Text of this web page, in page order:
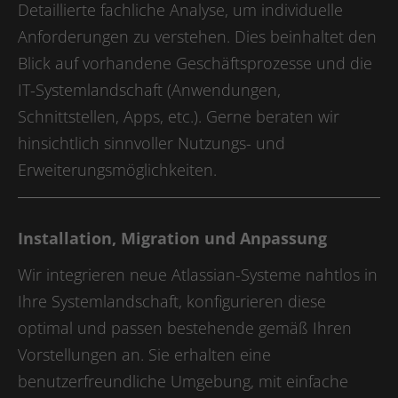
Detaillierte fachliche Analyse, um individuelle
Anforderungen zu verstehen. Dies beinhaltet den
Blick auf vorhandene Geschäftsprozesse und die
IT-Systemlandschaft (Anwendungen,
Schnittstellen, Apps, etc.). Gerne beraten wir
hinsichtlich sinnvoller Nutzungs- und
Erweiterungsmöglichkeiten.
Installation, Migration und Anpassung
Wir integrieren neue Atlassian-Systeme nahtlos in
Ihre Systemlandschaft, konfigurieren diese
optimal und passen bestehende gemäß Ihren
Vorstellungen an. Sie erhalten eine
benutzerfreundliche Umgebung, mit einfache
Zweck
LinkedIn setzt dieses Cookie, um die
Nutzung von eingebetteten Diensten zu
Name
Anbieter LinkedIn
Zweck
Linkedin setzt dieses Cookie, um die
Zustimmung des Besuchers zur
Verwendung von Cookies für nicht
wesentliche Zwecke zu speichern.
Name lidc